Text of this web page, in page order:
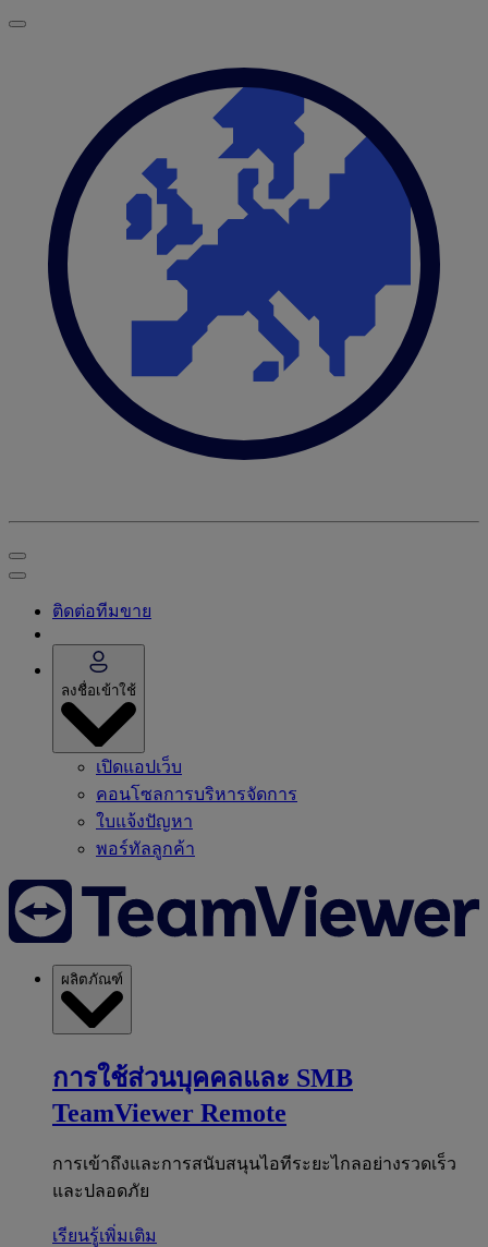
ติดต่อทีมขาย
ลงชื่อเข้าใช้
เปิดแอปเว็บ
คอนโซลการบริหารจัดการ
ใบแจ้งปัญหา
พอร์ทัลลูกค้า
ผลิตภัณฑ์
การใช้ส่วนบุคคลและ SMB
TeamViewer Remote
การเข้าถึงและการสนับสนุนไอทีระยะไกลอย่างรวดเร็ว
และปลอดภัย
เรียนรู้เพิ่มเติม